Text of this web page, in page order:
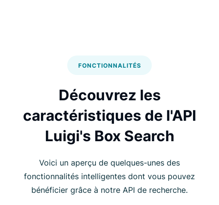
FONCTIONNALITÉS
Découvrez les
caractéristiques de l'API
Luigi's Box Search
Voici un aperçu de quelques-unes des
fonctionnalités intelligentes dont vous pouvez
bénéficier grâce à notre API de recherche.